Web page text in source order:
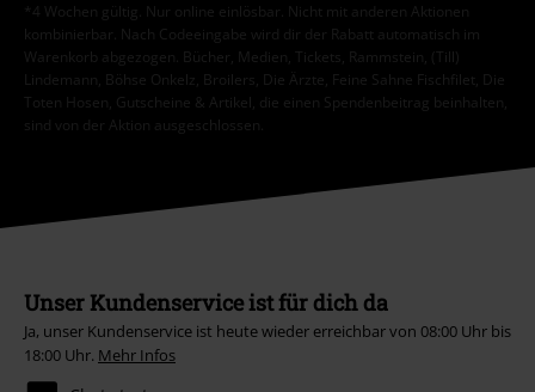
*4 Wochen gültig. Nur online einlösbar. Nicht mit anderen Aktionen
kombinierbar. Nach Codeeingabe wird dir der Rabatt automatisch im
Warenkorb abgezogen. Bücher, Medien, Tickets, Rammstein, (Till)
Lindemann, Böhse Onkelz, Broilers, Die Ärzte, Feine Sahne Fischfilet, Die
Toten Hosen, Gutscheine & Artikel, die einen Spendenbeitrag beinhalten,
sind von der Aktion ausgeschlossen.
Unser Kundenservice ist für dich da
Ja, unser Kundenservice ist heute wieder erreichbar von 08:00 Uhr bis
18:00 Uhr. Mehr Infos